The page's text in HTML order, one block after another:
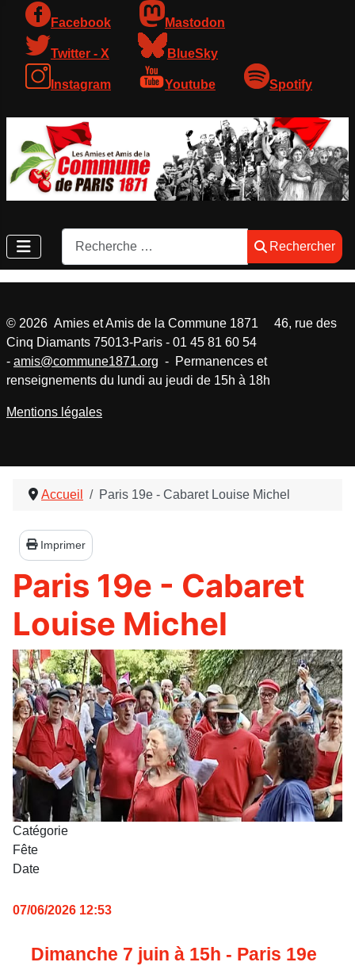
Facebook Mastodon
Twitter - X BlueSky
Instagram Youtube Spotify
Rechercher
Rechercher
Accueil Paris 19e - Cabaret Louise Michel
Imprimer
Paris 19e - Cabaret
Louise Michel
Catégorie
Fête
Date
07/06/2026 12:53
Dimanche 7 juin à 15h - Paris 19e
© 2026 Amies et Amis de la Commune 1871 46, rue des
Cinq Diamants 75013-Paris - 01 45 81 60 54
- amis@commune1871.org - Permanences et
renseignements du lundi au jeudi de 15h à 18h
Mentions légales